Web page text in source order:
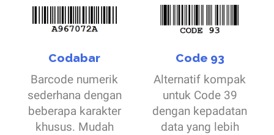
Codabar
Barcode numerik
sederhana dengan
beberapa karakter
khusus. Mudah
Code 93
Alternatif kompak
untuk Code 39
dengan kepadatan
data yang lebih